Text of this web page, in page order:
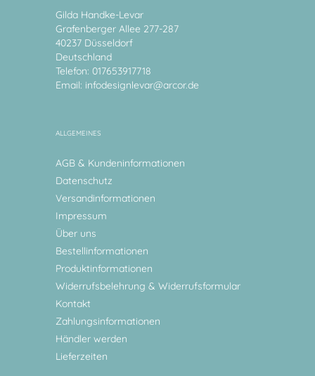
Gilda Handke-Levar
Grafenberger Allee 277-287
40237 Düsseldorf
Deutschland
Telefon: 017653917718
Email: infodesignlevar@arcor.de
ALLGEMEINES
AGB & Kundeninformationen
Datenschutz
Versandinformationen
Impressum
Über uns
Bestellinformationen
Produktinformationen
Widerrufsbelehrung & Widerrufsformular
Kontakt
Zahlungsinformationen
Händler werden
Lieferzeiten